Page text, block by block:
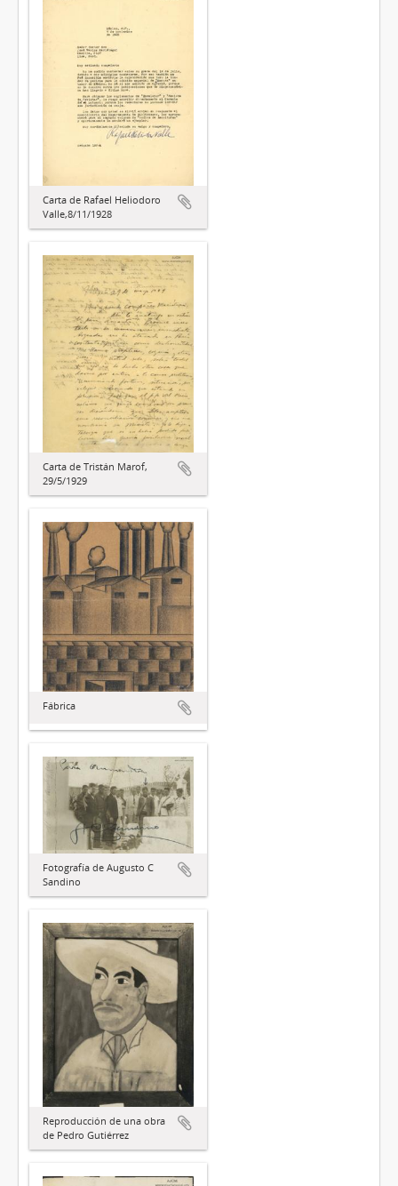
Carta de Rafael Heliodoro
Valle,8/11/1928
Carta de Tristán Marof,
29/5/1929
Fábrica
Fotografía de Augusto C
Sandino
Reproducción de una obra
de Pedro Gutiérrez